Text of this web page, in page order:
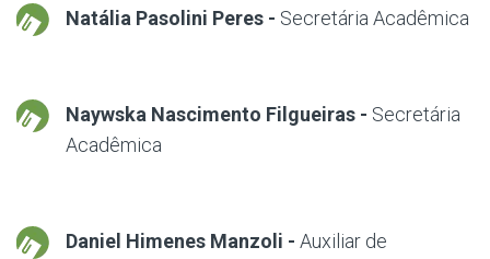
Natália Pasolini Peres - Secretária Acadêmica
Naywska Nascimento Filgueiras - Secretária
Acadêmica
Daniel Himenes Manzoli - Auxiliar de